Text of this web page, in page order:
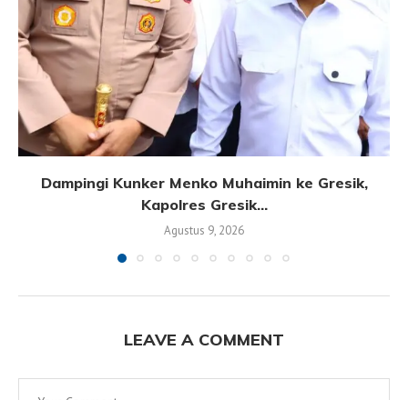
Dampingi Kunker Menko Muhaimin ke Gresik,
Kapolres Gresik...
Agustus 9, 2026
LEAVE A COMMENT